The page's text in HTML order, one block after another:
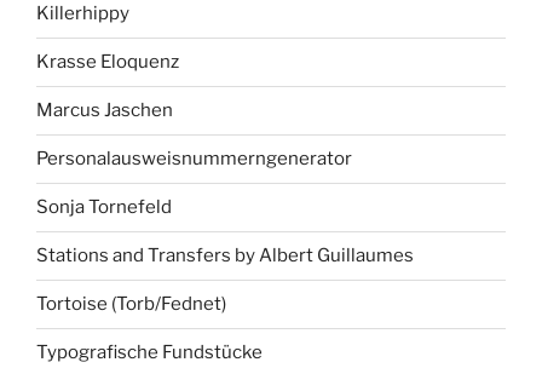
Killerhippy
Krasse Eloquenz
Marcus Jaschen
Personalausweisnummerngenerator
Sonja Tornefeld
Stations and Transfers by Albert Guillaumes
Tortoise (Torb/Fednet)
Typografische Fundstücke